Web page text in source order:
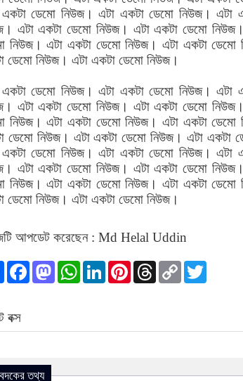
একটা ডেমো নিউজ। এটা একটা ডেমো নিউজ। এটা
এটা একটা ডেমো নিউজ। এটা একটা ডেমো
নিউজ। এটা একটা ডেমো নিউজ। এটা একটা
ডেমো নিউজ। এটা একটা ডেমো নিউজ।
একটা ডেমো নিউজ। এটা একটা ডেমো নিউজ। এটা
এটা একটা ডেমো নিউজ। এটা একটা ডেমো
নিউজ। এটা একটা ডেমো নিউজ। এটা একটা
ডেমো নিউজ। এটা একটা ডেমো নিউজ। এটা একটা
একটা ডেমো নিউজ। এটা একটা ডেমো নিউজ। এটা
এটা একটা ডেমো নিউজ। এটা একটা ডেমো
নিউজ। এটা একটা ডেমো নিউজ। এটা একটা
ডেমো নিউজ। এটা একটা ডেমো নিউজ।
আপডেট করেছেন : Md Helal Uddin
ShareFacebookMastodonWhatsApp
LinkedInPinterestThreads
Copy
Link
বক্স
তথ্য